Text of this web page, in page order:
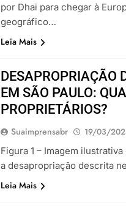
por Dhai para chegar à
geográfico…
Leia Mais
DESAPROPRIAÇÃO
EM SÃO PAULO:
PROPRIETÁRIOS?
Suaimprensabr 19/03/
Figura 1 – Imagem
a desapropriação descrita
Leia Mais